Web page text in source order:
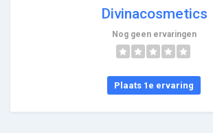
Divinacosmetics
Nog geen ervaringen
Plaats 1e ervaring